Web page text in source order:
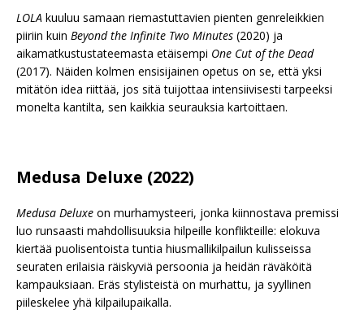
LOLA kuuluu samaan riemastuttavien pienten genreleikkien
piiriin kuin Beyond the Infinite Two Minutes (2020) ja
aikamatkustustateemasta etäisempi One Cut of the Dead
(2017). Näiden kolmen ensisijainen opetus on se, että yksi
mitätön idea riittää, jos sitä tuijottaa intensiivisesti tarpeeksi
monelta kantilta, sen kaikkia seurauksia kartoittaen.
Medusa Deluxe (2022)
Medusa Deluxe on murhamysteeri, jonka kiinnostava premissi
luo runsaasti mahdollisuuksia hilpeille konflikteille: elokuva
kiertää puolisentoista tuntia hiusmallikilpailun kulisseissa
seuraten erilaisia räiskyviä persoonia ja heidän räväköitä
kampauksiaan. Eräs stylisteistä on murhattu, ja syyllinen
piileskelee yhä kilpailupaikalla.